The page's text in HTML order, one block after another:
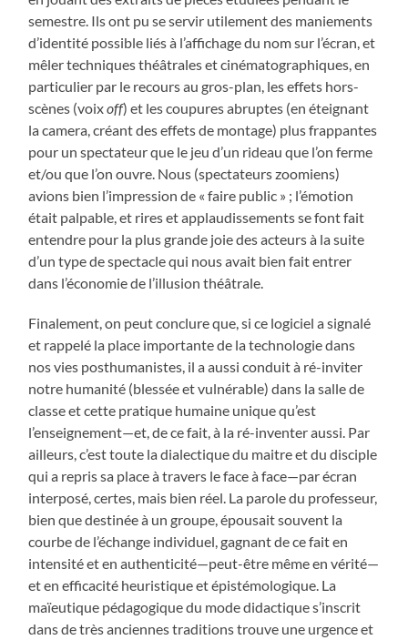
semestre. Ils ont pu se servir utilement des maniements
d’identité possible liés à l’affichage du nom sur l’écran, et
mêler techniques théâtrales et cinématographiques, en
particulier par le recours au gros-plan, les effets hors-
scènes (voixoff) et les coupures abruptes (en éteignant
la camera, créant des effets de montage) plus frappantes
pour un spectateur que le jeu d’un rideau que l’on ferme
et/ou que l’on ouvre. Nous (spectateurs zoomiens)
avions bien l’impression de « faire public » ; l’émotion
était palpable, et rires et applaudissements se font fait
entendre pour la plus grande joie des acteurs à la suite
d’un type de spectacle qui nous avait bien fait entrer
dans l’économie de l’illusion théâtrale.
Finalement, on peut conclure que, si ce logiciel a signalé
et rappelé la place importante de la technologie dans
nos vies posthumanistes, il a aussi conduit à ré-inviter
notre humanité (blessée et vulnérable) dans la salle de
classe et cette pratique humaine unique qu’est
l’enseignement—et, de ce fait, à la ré-inventer aussi. Par
ailleurs, c’est toute la dialectique du maitre et du disciple
qui a repris sa place à travers le face à face—par écran
interposé, certes, mais bien réel. La parole du professeur,
bien que destinée à un groupe, épousait souvent la
courbe de l’échange individuel, gagnant de ce fait en
intensité et en authenticité—peut-être même en vérité—
et en efficacité heuristique et épistémologique. La
maïeutique pédagogique du mode didactique s’inscrit
dans de très anciennes traditions trouve une urgence et